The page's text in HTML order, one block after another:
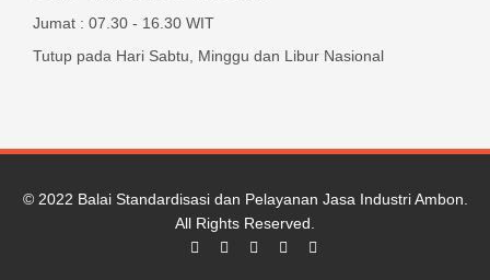
Jumat : 07.30 - 16.30 WIT
Tutup pada Hari Sabtu, Minggu dan Libur Nasional
© 2022 Balai Standardisasi dan Pelayanan Jasa Industri Ambon
All Rights Reserved.